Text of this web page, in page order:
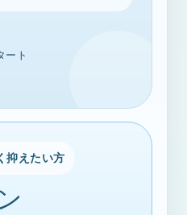
ート
抑えたい方